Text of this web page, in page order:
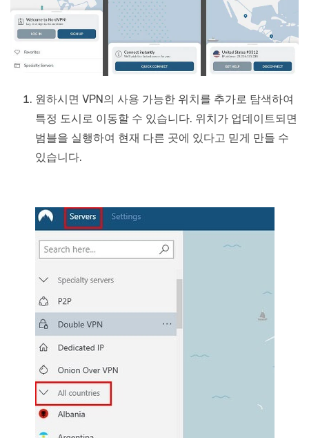
원하시면 VPN의 사용 가능한 위치를 추가로 탐색하여
특정 도시로 이동할 수 있습니다. 위치가 업데이트되면
범블을 실행하여 현재 다른 곳에 있다고 믿게 만들 수
있습니다.